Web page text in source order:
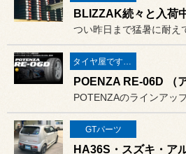
BLIZZAK続々と入荷
タイヤ屋です。「本業」のタイヤ
GTパーツ